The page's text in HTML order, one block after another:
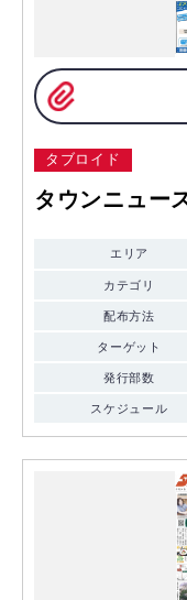
タブロイド
タウンニュー
エリア
カテゴリ
配布方法
ターゲット
発行部数
スケジュール